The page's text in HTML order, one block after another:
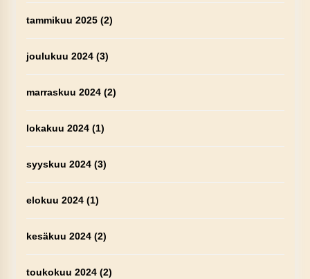
tammikuu 2025(2)
joulukuu 2024(3)
marraskuu 2024(2)
lokakuu 2024(1)
syyskuu 2024(3)
elokuu 2024(1)
kesäkuu 2024(2)
toukokuu 2024(2)